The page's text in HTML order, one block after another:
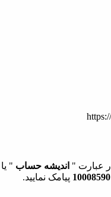
اندیشه حساب " یا "
پیامک نمایید.